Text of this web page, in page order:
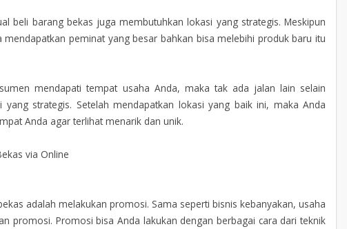
beli barang bekas juga membutuhkan lokasi yang strategis. Meskipun
peminat yang besar bahkan bisa melebihi produk baru itu
mendapati tempat usaha Anda, maka tak ada jalan lain selain
strategis. Setelah mendapatkan lokasi yang baik ini, maka Anda
Anda agar terlihat menarik dan unik.
via Online
adalah melakukan promosi. Sama seperti bisnis kebanyakan, usaha
promosi. Promosi bisa Anda lakukan dengan berbagai cara dari teknik